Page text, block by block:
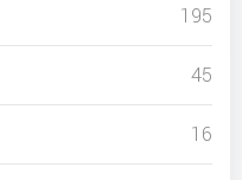
195
45
16